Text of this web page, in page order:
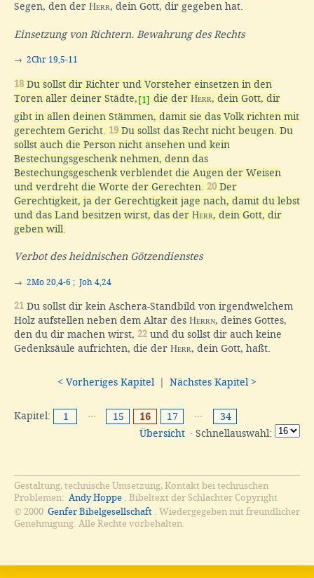
Segen, den der Herr, dein Gott, dir gegeben hat.
Einsetzung von Richtern. Bewahrung des Rechts
→ 2Chr 19,5-11
18 Du sollst dir Richter und Vorsteher einsetzen in den
Toren aller deiner Städte, [1] die der Herr, dein Gott, dir
gibt in allen deinen Stämmen, damit sie das Volk richten mit
gerechtem Gericht. 19 Du sollst das Recht nicht beugen. Du
sollst auch die Person nicht ansehen und kein
Bestechungsgeschenk nehmen, denn das
Bestechungsgeschenk verblendet die Augen der Weisen
und verdreht die Worte der Gerechten. 20 Der
Gerechtigkeit, ja der Gerechtigkeit jage nach, damit du lebst
und das Land besitzen wirst, das der Herr, dein Gott, dir
geben will.
Verbot des heidnischen Götzendienstes
→ 2Mo 20,4-6 ; Joh 4,24
21 Du sollst dir kein Aschera-Standbild von irgendwelchem
Holz aufstellen neben dem Altar des Herrn, deines Gottes,
den du dir machen wirst, 22 und du sollst dir auch keine
Gedenksäule aufrichten, die der Herr, dein Gott, haßt.
< Vorheriges Kapitel Nächstes Kapitel >
Kapitel: 1 ··· 15 16 17 ···
34
Übersicht · Schnellauswahl:
Gestaltung, technische Umsetzung, Kontakt bei technischen
Problemen: Andy Hoppe . Bibeltext der Schlachter Copyright
© 2000 Genfer Bibelgesellschaft . Wiedergegeben mit freundlicher
Genehmigung. Alle Rechte vorbehalten.